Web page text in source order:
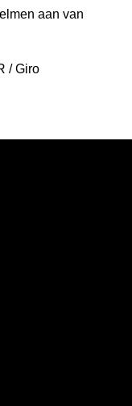
aan van
/ Giro